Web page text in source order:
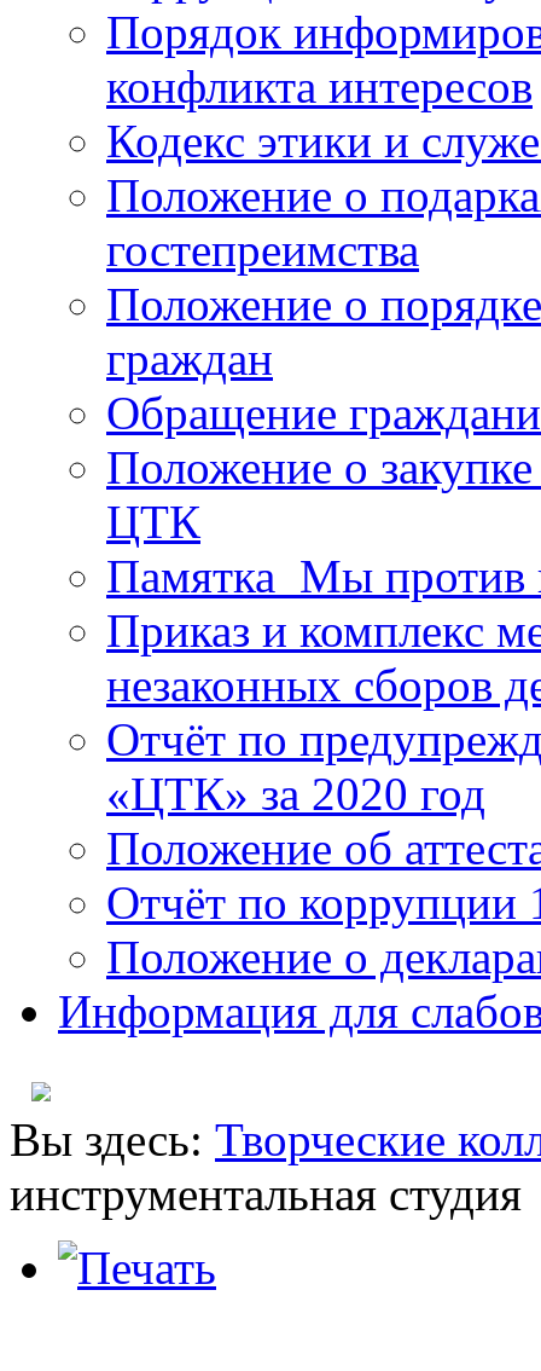
Порядок
конфликта интересов
Кодекс этики и
Положение о
гостепреимства
Положение о
граждан
Обращение
Положение о
ЦТК
Памятка_Мы против
Приказ и комплекс
незаконных сборов
Отчёт по
«ЦТК» за 2020 год
Положение об
Отчёт по коррупции
Положение о
Информация для
Вы здесь: Творческие
инструментальная студия